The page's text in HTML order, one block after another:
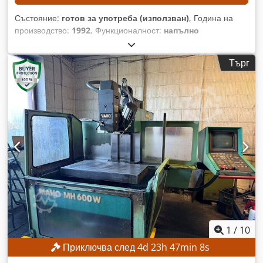
Състояние: готов за употреба (използван), Година на
производство: 1992, Функционалност: напълно
, разстояние на движение по ост X:
ход по оста Y:400 мм, ход по оста Z:420 мм, максимална
скорост на вретеното:4 000 об/мин
, модел на контролер:
Heidenhain 407
, Без минимална цена – гарантирана
продажба на най-високата предложена цена! ТЕХНИЧЕСКИ
ДАННИ Ход на оста X: 600 мм Ход на оста Y: 400 мм Ход на
оста Z: 420 мм Максимална скорост на шпиндела: 4 000
об./мин Патронник за инструменти: SK 40 Разстояние от
шпиндела до масата: 127–567 мм Диаметър на шпиндела в
предния лагер: 55 мм ДЕТАЙЛИ ЗА МАШИНАТА
Управление: Heidenhain 407 ОБОРУДВАНЕ Cedpfx
Ajzpxfheikorf Ръчно колело Мрежова връзка
Търг
1 / 10
Приключва след4d 23h 47min 5s